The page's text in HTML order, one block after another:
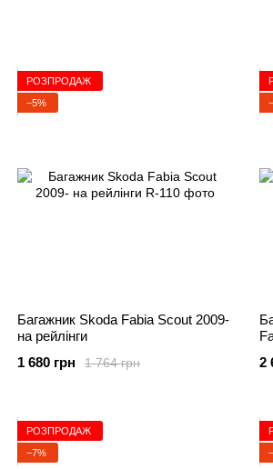
РОЗПРОДАЖ
−5%
Багажник Skoda Fabia Scout 2009-
на рейлінги
1 764 грн
1 680 грн 2
РОЗПРОДАЖ
−7%